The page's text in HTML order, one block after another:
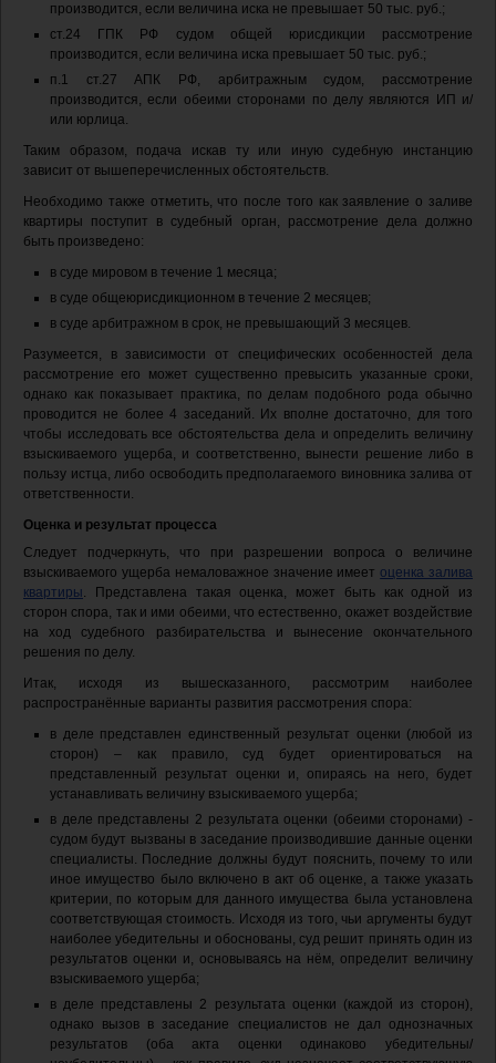
производится, если величина иска не превышает 50 тыс. руб.;
ст.24 ГПК РФ судом общей юрисдикции рассмотрение
производится, если величина иска превышает 50 тыс. руб.;
п.1 ст.27 АПК РФ, арбитражным судом, рассмотрение
производится, если обеими сторонами по делу являются ИП и/
или юрлица.
Таким образом, подача искав ту или иную судебную инстанцию
зависит от вышеперечисленных обстоятельств.
Необходимо также отметить, что после того как заявление о заливе
квартиры поступит в судебный орган, рассмотрение дела должно
быть произведено:
в суде мировом в течение 1 месяца;
в суде общеюрисдикционном в течение 2 месяцев;
в суде арбитражном в срок, не превышающий 3 месяцев.
Разумеется, в зависимости от специфических особенностей дела
рассмотрение его может существенно превысить указанные сроки,
однако как показывает практика, по делам подобного рода обычно
проводится не более 4 заседаний. Их вполне достаточно, для того
чтобы исследовать все обстоятельства дела и определить величину
взыскиваемого ущерба, и соответственно, вынести решение либо в
пользу истца, либо освободить предполагаемого виновника залива от
ответственности.
Оценка и результат процесса
Следует подчеркнуть, что при разрешении вопроса о величине
взыскиваемого ущерба немаловажное значение имеет оценка залива
квартиры. Представлена такая оценка, может быть как одной из
сторон спора, так и ими обеими, что естественно, окажет воздействие
на ход судебного разбирательства и вынесение окончательного
решения по делу.
Итак, исходя из вышесказанного, рассмотрим наиболее
распространённые варианты развития рассмотрения спора:
в деле представлен единственный результат оценки (любой из
сторон) – как правило, суд будет ориентироваться на
представленный результат оценки и, опираясь на него, будет
устанавливать величину взыскиваемого ущерба;
в деле представлены 2 результата оценки (обеими сторонами) -
судом будут вызваны в заседание производившие данные оценки
специалисты. Последние должны будут пояснить, почему то или
иное имущество было включено в акт об оценке, а также указать
критерии, по которым для данного имущества была установлена
соответствующая стоимость. Исходя из того, чьи аргументы будут
наиболее убедительны и обоснованы, суд решит принять один из
результатов оценки и, основываясь на нём, определит величину
взыскиваемого ущерба;
в деле представлены 2 результата оценки (каждой из сторон),
однако вызов в заседание специалистов не дал однозначных
результатов (оба акта оценки одинаково убедительны/